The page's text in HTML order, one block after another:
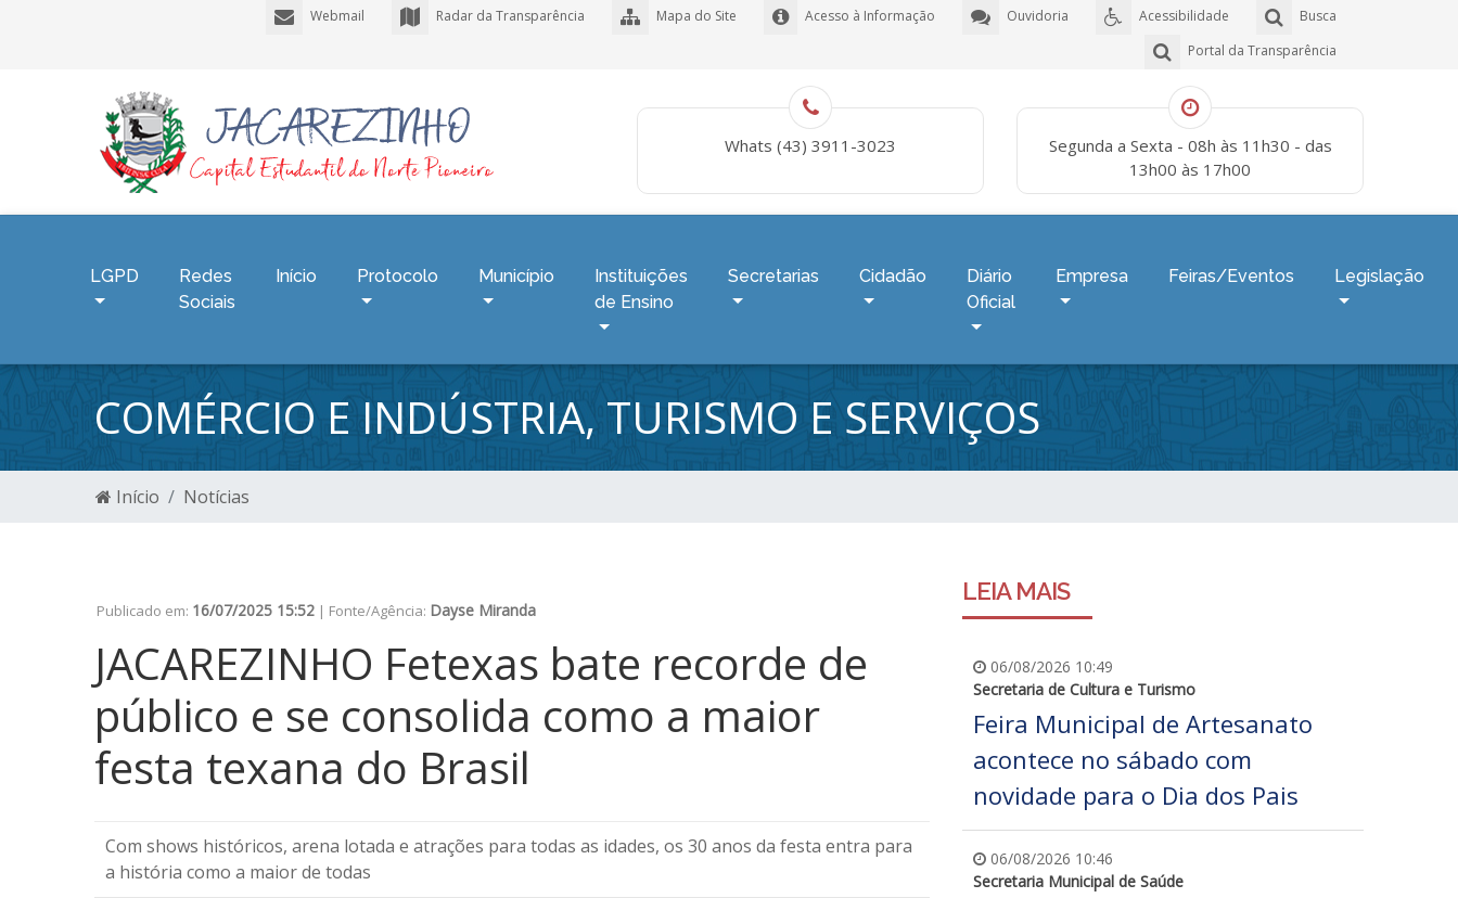
Busca
Acessibilidade
Ouvidoria
Acesso à Informação
Mapa do Site
Radar da Transparência
Webmail
Portal da Transparência
Whats (43) 3911-3023
Segunda a Sexta - 08h às 11h30 - das
13h00 às 17h00
LGPD
Redes
Sociais
Início Protocolo Município
Instituições
de Ensino
Secretarias Cidadão
Diário
Oficial
Empresa Feiras/Eventos Legislação
COMÉRCIO E INDÚSTRIA, TURISMO E SERVIÇOS
Início Notícias
Publicado em: 16/07/2025 15:52 | Fonte/Agência: Dayse Miranda
JACAREZINHO Fetexas bate recorde de
público e se consolida como a maior
festa texana do Brasil
Com shows históricos, arena lotada e atrações para todas as idades, os 30 anos da festa entra para
a história como a maior de todas
LEIA MAIS
06/08/2026 10:49
Secretaria de Cultura e Turismo
Feira Municipal de Artesanato
acontece no sábado com
novidade para o Dia dos Pais
06/08/2026 10:46
Secretaria Municipal de Saúde